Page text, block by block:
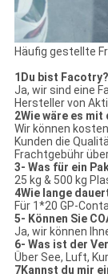
Häufig gestellte
1Du bist Facotry?
Ja, wir sind eine
Hersteller von
2Wie wäre es mit
Wir können
Kunden die
Frachtgebühr
3- Was für ein
25 kg & 500 kg
4Wie lange
Für 1*20 GP-
5- Können Sie
Ja, wir können
6- Was ist der
Über See, Luft,
7Kannst du mir